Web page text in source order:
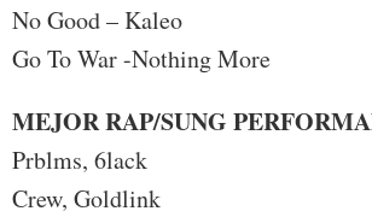
No Good – Kaleo
Go To War -Nothing More
MEJOR RAP/SUNG
Prblms, 6lack
Crew, Goldlink